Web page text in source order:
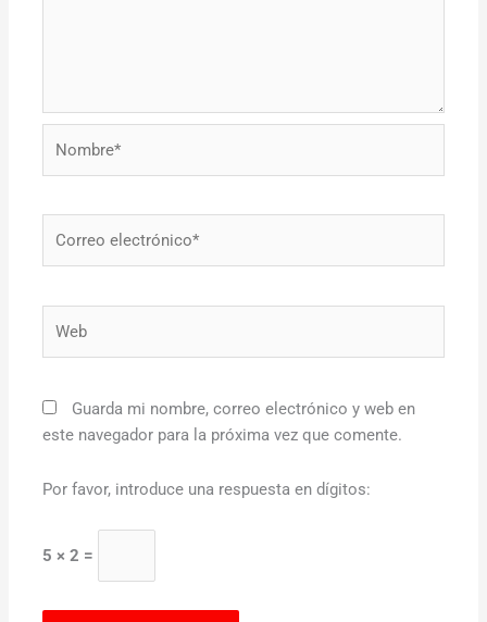
Guarda mi nombre, correo electrónico y web en
este navegador para la próxima vez que comente.
Por favor, introduce una respuesta en dígitos:
5 × 2 =